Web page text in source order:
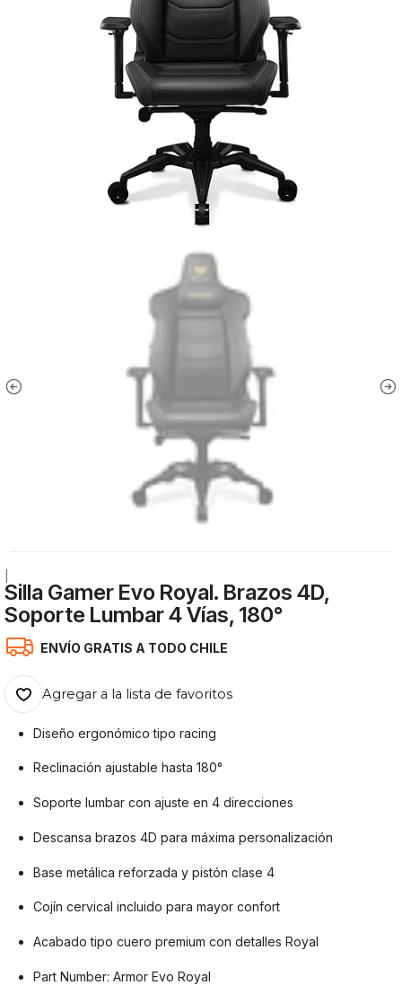
Silla Gamer Evo Royal. Brazos 4D,
Soporte Lumbar 4 Vías, 180°
ENVÍO GRATIS A TODO CHILE
Agregar a la lista de favoritos
Diseño ergonómico tipo racing
Reclinación ajustable hasta 180°
Soporte lumbar con ajuste en 4 direcciones
Descansa brazos 4D para máxima personalización
Base metálica reforzada y pistón clase 4
Cojín cervical incluido para mayor confort
Acabado tipo cuero premium con detalles Royal
Part Number: Armor Evo Royal